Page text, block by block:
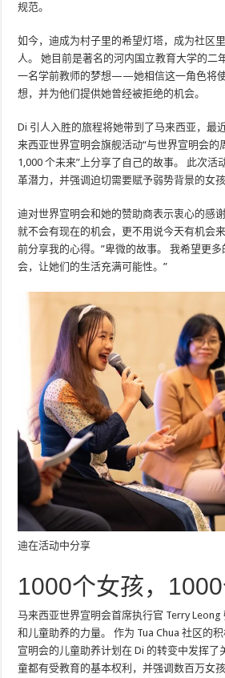
规范。
如今，迪成为村子里的希望灯塔，成为社区
人。 她目前是著名的河内国立教育大学的二
一名学前教师的梦想——她相信这一角色将
想，并为他们提供她曾经被拒绝的机会。
Di 引人入胜的旅程将她带到了马来西亚，最
来西亚世界宣明会旗舰活动“与世界宣明会的
1,000 个未来”上分享了自己的故事。 此次活
革潜力，并强调迫切需要赋予弱势背景的女孩
迪对世界宣明会和她的赞助商表示衷心的感
就不会有现在的机会，更不用说今天有机会
前分享我的心得。”卑微的故事。 我希望更
会，让她们的生活充满可能性。”
迪在活动中分享
1000个女孩，
马来西亚世界宣明会首席执行官 Terry
和儿童助养的力量。 作为 Tua Chua 社区的
宣明会的儿童助养计划在 Di 的转变中发挥了
童都有受教育的基本权利，并强调数百万女